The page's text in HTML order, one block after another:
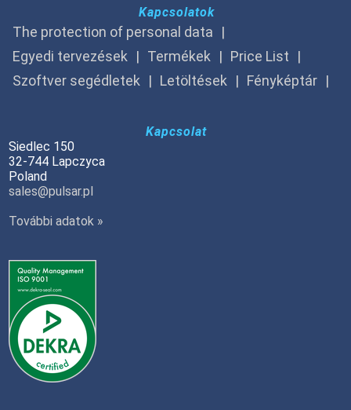
Kapcsolatok
The protection of personal data
Egyedi tervezések
Termékek
Price List
Szoftver segédletek
Letöltések Fényképtár
Kapcsolat
Siedlec 150
32-744 Lapczyca
Poland
sales@pulsar.pl
További adatok »